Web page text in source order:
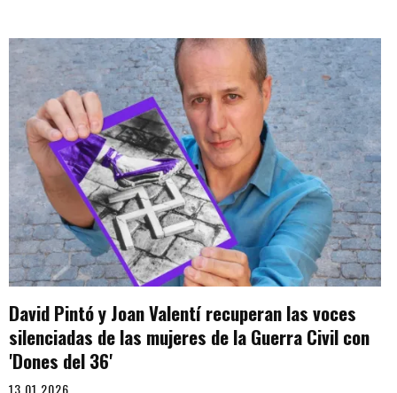
David Pintó y Joan Valentí recuperan las voces
silenciadas de las mujeres de la Guerra Civil con
'Dones del 36'
13.01.2026